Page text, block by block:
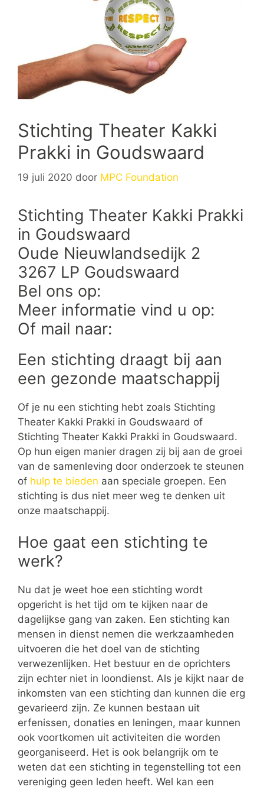
Stichting Theater Kakki
Prakki in Goudswaard
19 juli 2020 door MPC Foundation
Stichting Theater Kakki Prakki
in Goudswaard
Oude Nieuwlandsedijk 2
3267 LP Goudswaard
Bel ons op:
Meer informatie vind u op:
Of mail naar:
Een stichting draagt bij aan
een gezonde maatschappij
Of je nu een stichting hebt zoals Stichting
Theater Kakki Prakki in Goudswaard of
Stichting Theater Kakki Prakki in Goudswaard.
Op hun eigen manier dragen zij bij aan de groei
van de samenleving door onderzoek te steunen
of hulp te bieden aan speciale groepen. Een
stichting is dus niet meer weg te denken uit
onze maatschappij.
Hoe gaat een stichting te
werk?
Nu dat je weet hoe een stichting wordt
opgericht is het tijd om te kijken naar de
dagelijkse gang van zaken. Een stichting kan
mensen in dienst nemen die werkzaamheden
uitvoeren die het doel van de stichting
verwezenlijken. Het bestuur en de oprichters
zijn echter niet in loondienst. Als je kijkt naar de
inkomsten van een stichting dan kunnen die erg
gevarieerd zijn. Ze kunnen bestaan uit
erfenissen, donaties en leningen, maar kunnen
ook voortkomen uit activiteiten die worden
georganiseerd. Het is ook belangrijk om te
weten dat een stichting in tegenstelling tot een
vereniging geen leden heeft. Wel kan een